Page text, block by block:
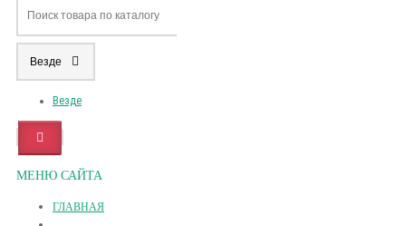
Везде
Везде
МЕНЮ САЙТА
ГЛАВНАЯ